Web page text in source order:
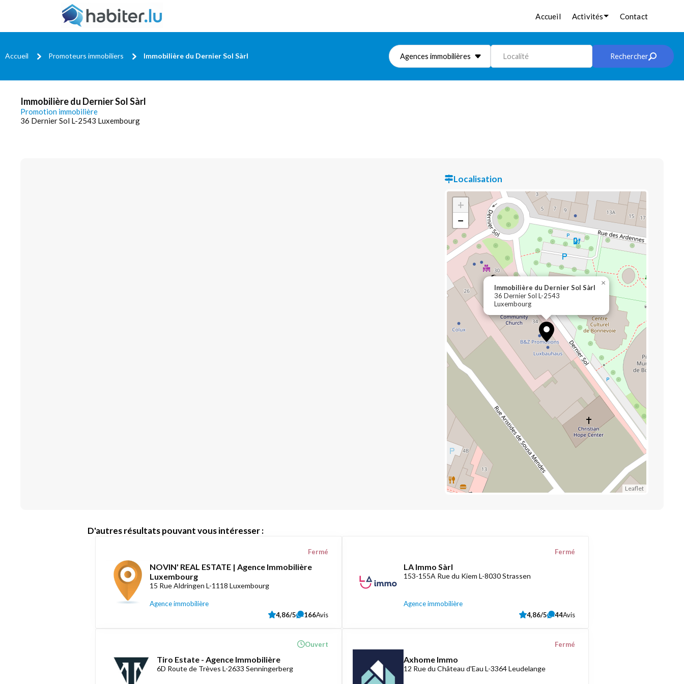
Accueil Activités Contact
Accueil Promoteurs immobiliers Immobilière du Dernier Sol Sàrl Agences immobilières Localité Rechercher
Immobilière du Dernier Sol Sàrl
Promotion immobilière
36 Dernier Sol L-2543 Luxembourg
Localisation
Immobilière du Dernier Sol Sàrl
36 Dernier Sol L-2543
Luxembourg
×
+
−
Leaflet
D'autres résultats pouvant vous intéresser :
NOVIN' REAL ESTATE | Agence Immobilière
Luxembourg
15 Rue Aldringen L-1118 Luxembourg
Agence immobilière
Fermé
4,86/5 166Avis
LA Immo Sàrl
153-155A Rue du Kiem L-8030 Strassen
Agence immobilière
Fermé
4,86/5 44Avis
Tiro Estate - Agence Immobilière
6D Route de Trèves L-2633 Senningerberg
Ouvert
Axhome Immo
12 Rue du Château d'Eau L-3364 Leudelange
Fermé